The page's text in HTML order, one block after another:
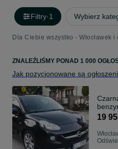
Filtry·1 Wybierz
Dla Ciebie wszystko - Włocławek i
ZNALEŹLIŚMY PONAD 1 000
Jak pozycjonowane są
super
19